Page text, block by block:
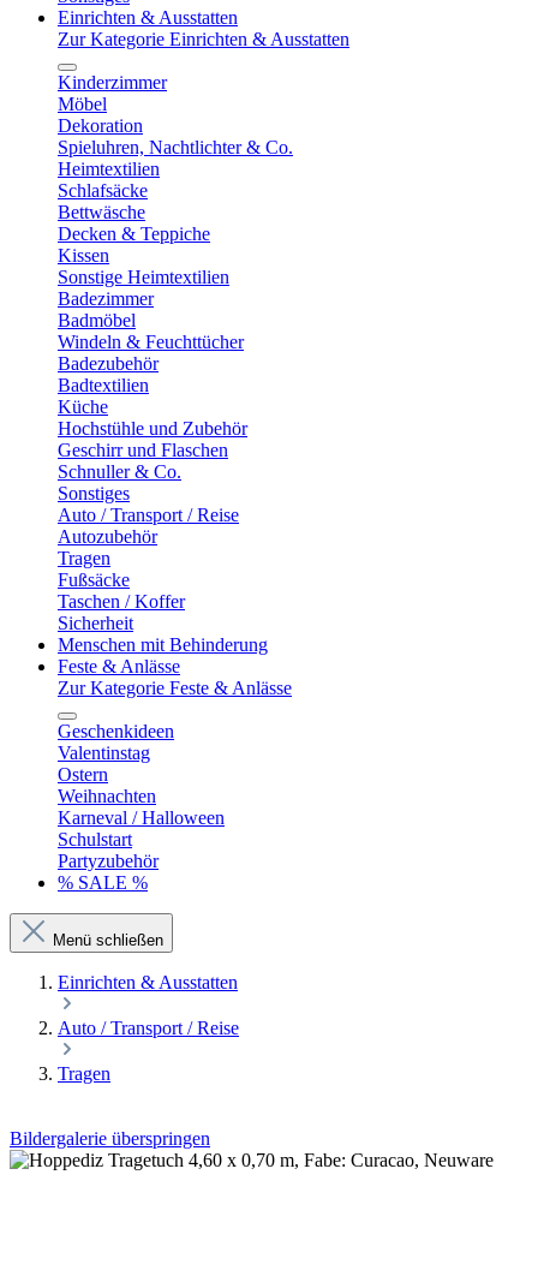
Einrichten & Ausstatten
Zur Kategorie Einrichten & Ausstatten
Kinderzimmer
Möbel
Dekoration
Spieluhren, Nachtlichter & Co.
Heimtextilien
Schlafsäcke
Bettwäsche
Decken & Teppiche
Kissen
Sonstige Heimtextilien
Badezimmer
Badmöbel
Windeln & Feuchttücher
Badezubehör
Badtextilien
Küche
Hochstühle und Zubehör
Geschirr und Flaschen
Schnuller & Co.
Sonstiges
Auto / Transport / Reise
Autozubehör
Tragen
Fußsäcke
Taschen / Koffer
Sicherheit
Menschen mit Behinderung
Feste & Anlässe
Zur Kategorie Feste & Anlässe
Geschenkideen
Valentinstag
Ostern
Weihnachten
Karneval / Halloween
Schulstart
Partyzubehör
% SALE %
Menü schließen
Einrichten & Ausstatten
Auto / Transport / Reise
Tragen
Bildergalerie überspringen